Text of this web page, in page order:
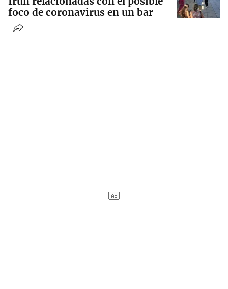
foco de coronavirus en un bar